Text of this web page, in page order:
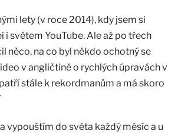
lety (v roce 2014), kdy jsem si
i světem YouTube. Ale až po třech
něco, na co byl někdo ochotný se
v angličtině o rychlých úpravách v
stále k rekordmanům a má skoro
vypouštím do světa každý měsíc a u